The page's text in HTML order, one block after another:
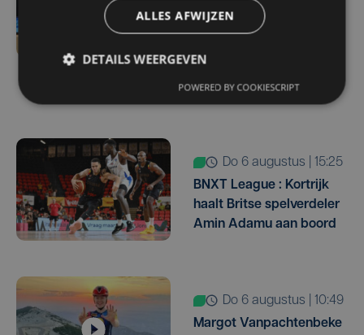
Vlaamse derby:
kampioen Club Brugge
KV Kortrijk op
openingsspeeldag
do 6 augustus | 15:25
BNXT League : Kortrijk
haalt Britse spelverdeler
Amin Adamu aan boord
do 6 augustus | 10:49
Margot Vanpachtenbeke
ALLES AFWIJZEN
DETAILS WEERGEVEN
POWERED BY COOKIESCRIPT